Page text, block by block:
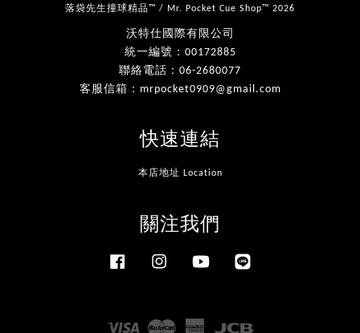
落袋先生撞球精品™ / Mr. Pocket Cue Shop™ 2026
沃特仕國際有限公司
統一編號：00172885
聯絡電話：06-2680077
客服信箱：mrpocket0909@gmail.com
快速連結
本店地址 Location
關注我們
Facebook Instagram YouTube
Visa Master American